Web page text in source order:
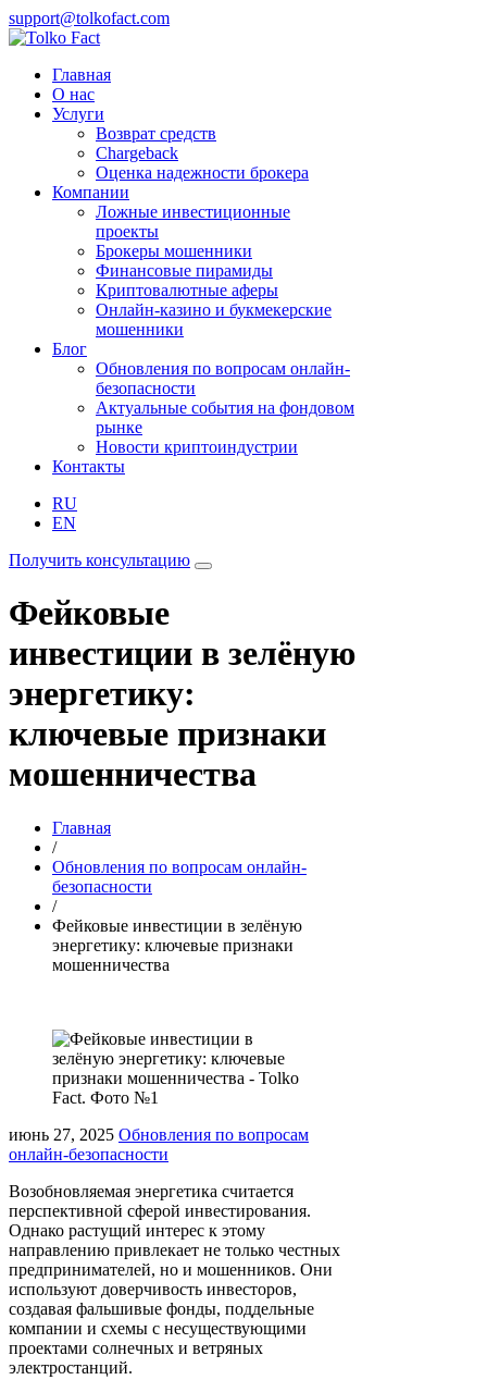
support@tolkofact.com
Главная
О нас
Услуги
Возврат средств
Chargeback
Оценка надежности брокера
Компании
Ложные инвестиционные
проекты
Брокеры мошенники
Финансовые пирамиды
Криптовалютные аферы
Онлайн-казино и букмекерские
мошенники
Блог
Обновления по вопросам онлайн-
безопасности
Актуальные события на фондовом
рынке
Новости криптоиндустрии
Контакты
RU
EN
Получить консультацию
Фейковые
инвестиции в зелёную
энергетику:
ключевые признаки
мошенничества
Главная
/
Обновления по вопросам онлайн-
безопасности
/
Фейковые инвестиции в зелёную
энергетику: ключевые признаки
мошенничества
июнь 27, 2025 Обновления по вопросам
онлайн-безопасности
Возобновляемая энергетика считается
перспективной сферой инвестирования.
Однако растущий интерес к этому
направлению привлекает не только честных
предпринимателей, но и мошенников. Они
используют доверчивость инвесторов,
создавая фальшивые фонды, поддельные
компании и схемы с несуществующими
проектами солнечных и ветряных
электростанций.